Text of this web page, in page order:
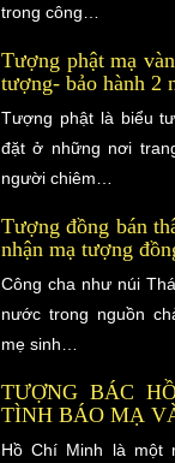
trong công…
Tượng phật mạ
tượng- bảo hành 2
Tượng phật là biểu
đặt ở những nơi
người chiêm…
Tượng đồng bán
nhận mạ tượng
Công cha như núi
nước trong nguồn
mẹ sinh…
TƯỢNG BÁC
TÌNH BÁO MẠ
Hồ Chí Minh là một